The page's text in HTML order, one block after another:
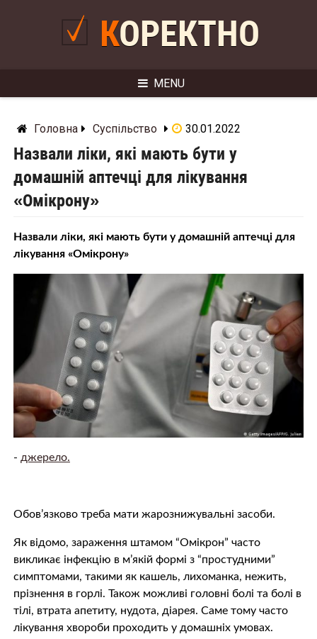
КОРЕКТНО
MENU
Головна Суспільство 30.01.2022
Назвали ліки, які мають бути у
домашній аптечці для лікування
«Омікрону»
Назвали ліки, які мають бути у домашній аптечці для
лікування «Омікрону»
- джерело.
Обов’язково треба мати жарознижувальні засоби.
Як відомо, зараження штамом “Омікрон” часто
викликає інфекцію в м’якій формі з “простудними”
симптомами, такими як кашель, лихоманка, нежить,
прізнення в горлі. Також можливі головні болі та болі в
тілі, втрата апетиту, нудота, діарея. Саме тому часто
лікування хвороби проходить у домашніх умовах.